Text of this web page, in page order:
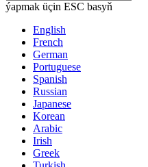
ýapmak üçin ESC basyň
English
French
German
Portuguese
Spanish
Russian
Japanese
Korean
Arabic
Irish
Greek